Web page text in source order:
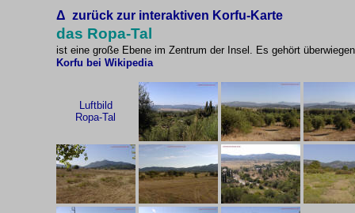
Δ zurück zur interaktiven Korfu-Karte
das Ropa-Tal
ist eine große Ebene im Zentrum der Insel. Es gehört
Korfu bei Wikipedia
Luftbild
Ropa-Tal